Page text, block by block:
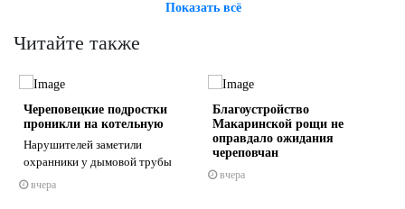
Показать всё
Читайте также
Череповецкие подростки
проникли на котельную
Нарушителей заметили
охранники у дымовой трубы
вчера
Благоустройство
Макаринской рощи не
оправдало ожидания
череповчан
вчера